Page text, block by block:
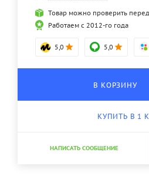
Товар можно проверить
Работаем с 2012-го года
5,0 5,0
В КОРЗИНУ
КУПИТЬ В 1
НАПИСАТЬ СООБЩЕНИЕ